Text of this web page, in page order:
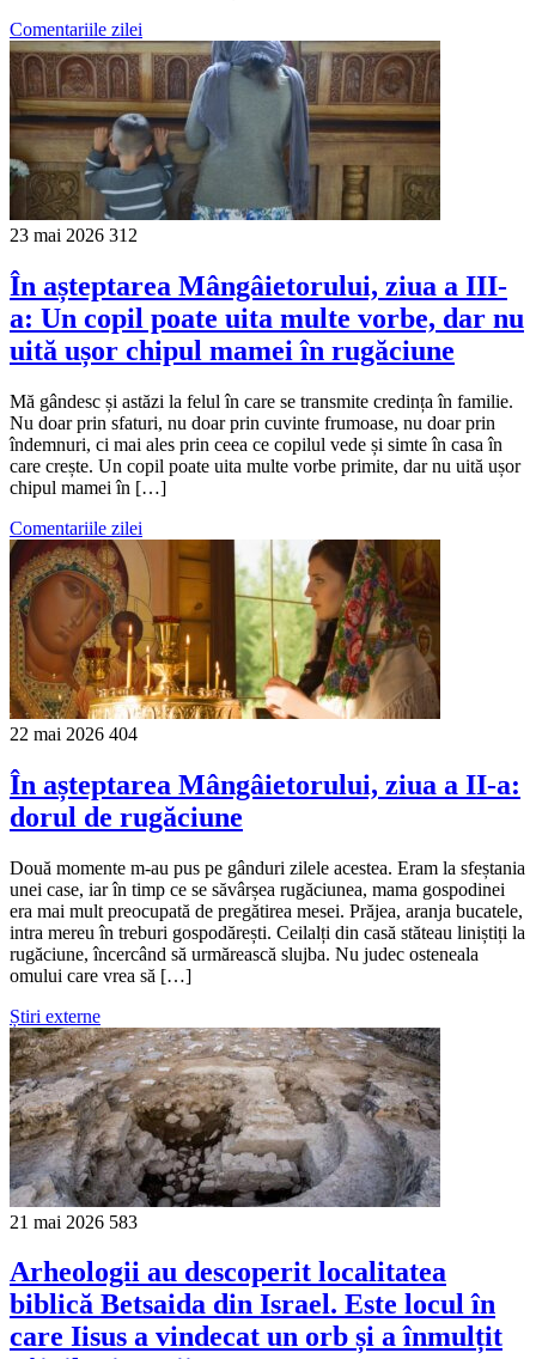
Comentariile zilei
23 mai 2026 312
În așteptarea Mângâietorului, ziua a III-
a: Un copil poate uita multe vorbe, dar nu
uită ușor chipul mamei în rugăciune
Mă gândesc și astăzi la felul în care se transmite credința în familie.
Nu doar prin sfaturi, nu doar prin cuvinte frumoase, nu doar prin
îndemnuri, ci mai ales prin ceea ce copilul vede și simte în casa în
care crește. Un copil poate uita multe vorbe primite, dar nu uită ușor
chipul mamei în […]
Comentariile zilei
22 mai 2026 404
În așteptarea Mângâietorului, ziua a II-a:
dorul de rugăciune
Două momente m-au pus pe gânduri zilele acestea. Eram la sfeștania
unei case, iar în timp ce se săvârșea rugăciunea, mama gospodinei
era mai mult preocupată de pregătirea mesei. Prăjea, aranja bucatele,
intra mereu în treburi gospodărești. Ceilalți din casă stăteau liniștiți la
rugăciune, încercând să urmărească slujba. Nu judec osteneala
omului care vrea să […]
Știri externe
21 mai 2026 583
Arheologii au descoperit localitatea
biblică Betsaida din Israel. Este locul în
care Iisus a vindecat un orb și a înmulțit